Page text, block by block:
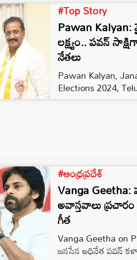
#Top Story
Pawan
లక్ష్యం.. పవన్
నేతలు
Pawan Kalyan,
Elections 2024,
News
#ఆంధ్రప్రదేశ్
Vanga
అవాస్తవాలు ప్రచారం
గీత
Vanga Geetha on
జనసేన అధినేత పవన్